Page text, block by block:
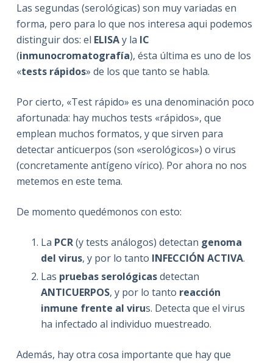
Las segundas (serológicas) son muy variadas en
forma, pero para lo que nos interesa aqui podemos
distinguir dos: el ELISAy la IC
(inmunocromatografía), ésta última es uno de los
«tests rápidos» de los que tanto se habla.
Por cierto, «Test rápido» es una denominación poco
afortunada: hay muchos tests «rápidos», que
emplean muchos formatos, y que sirven para
detectar anticuerpos (son «serológicos») o virus
(concretamente antígeno vírico). Por ahora no nos
metemos en este tema.
De momento quedémonos con esto:
La PCR(y tests análogos) detectan genoma
del virus, y por lo tanto INFECCIÓN ACTIVA.
Las pruebas serológicasdetectan
ANTICUERPOS, y por lo tanto reacción
inmune frente al virus. Detecta que el virus
ha infectado al individuo muestreado.
Además, hay otra cosa importante que hay que